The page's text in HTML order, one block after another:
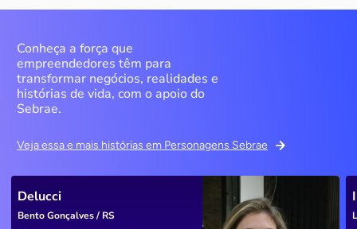
Conheça a força que
empreendedores têm para
transformar negócios, realidades e
histórias de vida, com o apoio do
Sebrae.
Veja essa e mais histórias em Personagens Sebrae
Delucci
Bento Gonçalves / RS